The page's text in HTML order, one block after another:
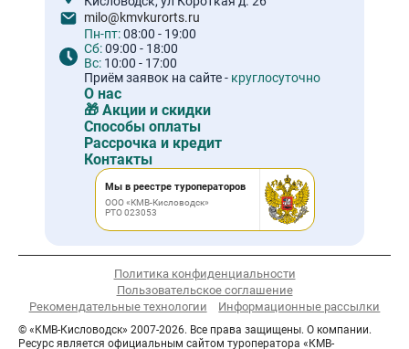
milo@kmvkurorts.ru
Пн-пт:08:00 - 19:00
Сб:09:00 - 18:00
Вс: 10:00 - 17:00
Приём заявок на сайте - круглосуточно
О нас
🎁 Акции и скидки
Способы оплаты
Рассрочка и кредит
Контакты
Мы в реестре туроператоров
ООО «КМВ-Кисловодск»
РТО 023053
Политика конфиденциальности
Пользовательское соглашение
Рекомендательные технологии
Информационные рассылки
© «КМВ-Кисловодск» 2007-2026. Все права защищены. О компании.
Ресурс является официальным сайтом туроператора «КМВ-